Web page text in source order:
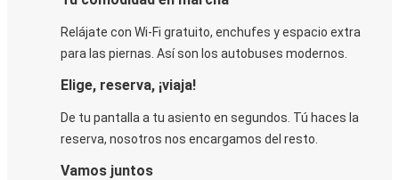
Relájate con Wi-Fi gratuito, enchufes y espacio extra
para las piernas. Así son los autobuses modernos.
Elige, reserva, ¡viaja!
De tu pantalla a tu asiento en segundos. Tú haces la
reserva, nosotros nos encargamos del resto.
Vamos juntos